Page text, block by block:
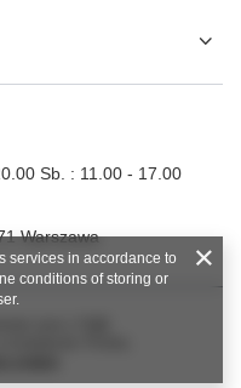
Sb. : 11.00 - 17.00
Warszawa
services in accordance to
conditions of storing or